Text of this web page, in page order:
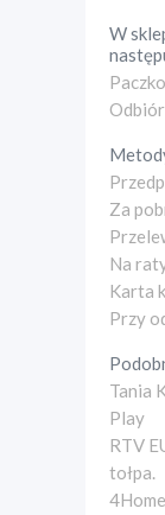
W
Za
Na
Karta
Przy
Tania
Play
RTV
tołpa.